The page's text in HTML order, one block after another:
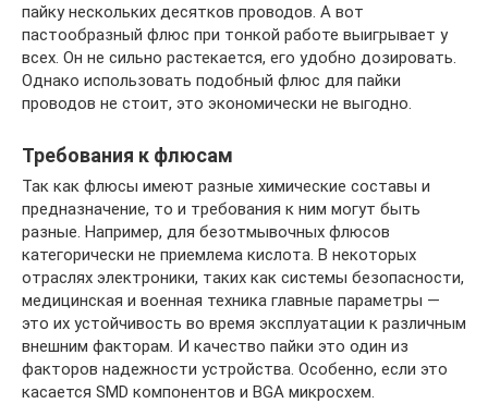
пайку нескольких десятков проводов. А вот
пастообразный флюс при тонкой работе выигрывает у
всех. Он не сильно растекается, его удобно дозировать.
Однако использовать подобный флюс для пайки
проводов не стоит, это экономически не выгодно.
Требования к флюсам
Так как флюсы имеют разные химические составы и
предназначение, то и требования к ним могут быть
разные. Например, для безотмывочных флюсов
категорически не приемлема кислота. В некоторых
отраслях электроники, таких как системы безопасности,
медицинская и военная техника главные параметры —
это их устойчивость во время эксплуатации к различным
внешним факторам. И качество пайки это один из
факторов надежности устройства. Особенно, если это
касается SMD компонентов и BGA микросхем.